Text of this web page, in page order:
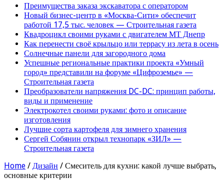
Преимущества заказа экскаватора с оператором
Новый бизнес-центр в «Москва-Сити» обеспечит
работой 17,5 тыс. человек — Строительная газета
Квадроцикл своими руками с двигателем МТ Днепр
Как перенести своё крыльцо или террасу из лета в осень
Солнечные панели для загородного дома
Успешные региональные практики проекта «Умный
город» представили на форуме «Цифроземье» —
Строительная газета
Преобразователи напряжения DC-DC: принцип работы,
виды и применение
Электрокотел своими руками: фото и описание
изготовления
Лучшие сорта картофеля для зимнего хранения
Сергей Собянин открыл технопарк «ЗИЛ» —
Строительная газета
Home / Дизайн / Смеситель для кухни: какой лучше выбрать,
основные критерии